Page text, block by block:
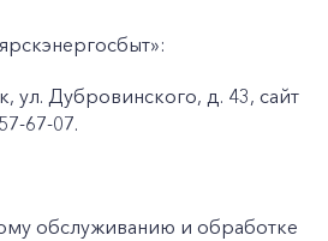
ул. Дубровинского, д. 43, сайт
67-07.
обслуживанию и обработке